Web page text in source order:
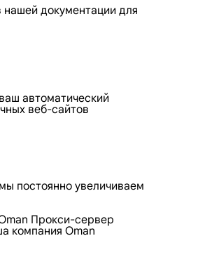
документации для
автоматический
веб-сайтов
постоянно увеличиваем
Прокси-сервер
компания Oman